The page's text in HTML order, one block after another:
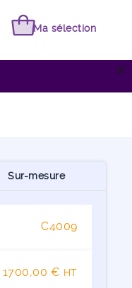
Ma sélection
close
Sur-mesure
C4009
1700,00 € HT